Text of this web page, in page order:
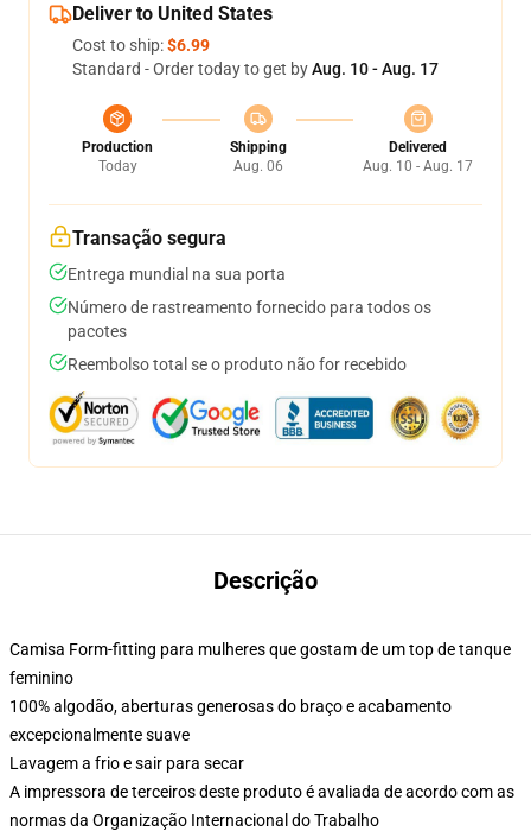
Deliver to United States
Cost to ship:$6.99
Standard - Order today to get byAug. 10 - Aug. 17
Production
Today
Shipping
Aug. 06
Delivered
Aug. 10 - Aug. 17
Transação segura
Entrega mundial na sua porta
Número de rastreamento fornecido para todos os
pacotes
Reembolso total se o produto não for recebido
Descrição
Camisa Form-fitting para mulheres que gostam de um top de tanque
feminino
100% algodão, aberturas generosas do braço e acabamento
excepcionalmente suave
Lavagem a frio e sair para secar
A impressora de terceiros deste produto é avaliada de acordo com as
normas da Organização Internacional do Trabalho